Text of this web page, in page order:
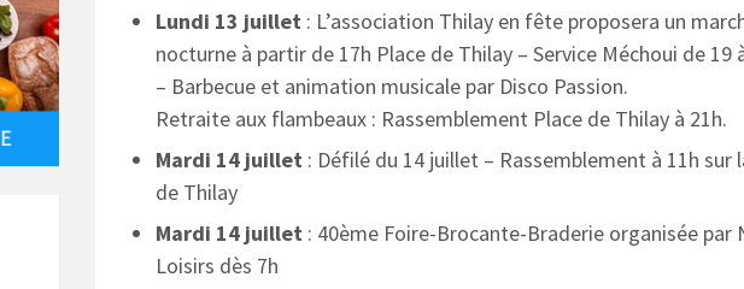
Lundi 13 juillet : L’association Thilay en fête proposera un
nocturne à partir de 17h Place de Thilay – Service Méchoui de 19
– Barbecue et animation musicale par Disco Passion.
Retraite aux flambeaux : Rassemblement Place de Thilay à 21h.
Mardi 14 juillet : Défilé du 14 juillet – Rassemblement à 11h sur
de Thilay
Mardi 14 juillet : 40ème Foire-Brocante-Braderie organisée par
Loisirs dès 7h